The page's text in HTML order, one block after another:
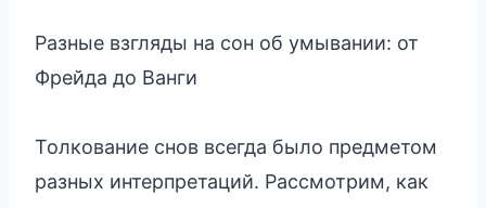
Разные взгляды на сон об умывании: от
Фрейда до Ванги
Толкование снов всегда было предметом
разных интерпретаций. Рассмотрим, как